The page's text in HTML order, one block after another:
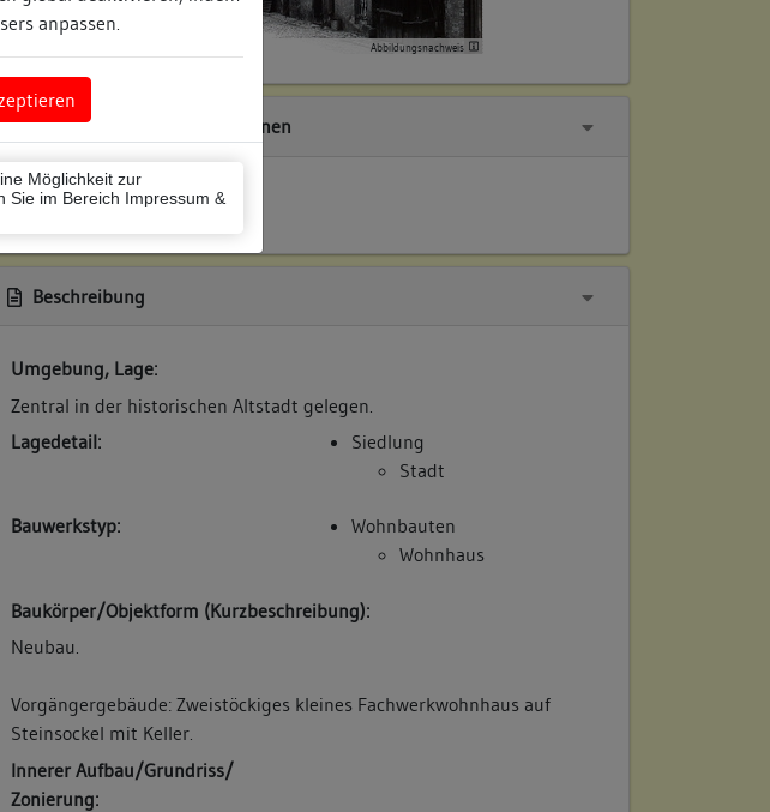
anpassen.
Möglichkeit zur
Sie im Bereich Impressum &
Abbildungsnachweis
Zugeordnete Dokumentationen
Besigheimer Häuserbuch
Beschreibung
Umgebung, Lage:
Zentral in der historischen Altstadt gelegen.
Lagedetail:
Siedlung
Stadt
Bauwerkstyp:
Wohnbauten
Wohnhaus
Baukörper/Objektform (Kurzbeschreibung):
Neubau.
Vorgängergebäude: Zweistöckiges kleines Fachwerkwohnhaus auf
Steinsockel mit Keller.
Innerer Aufbau/Grundriss/
Zonierung: